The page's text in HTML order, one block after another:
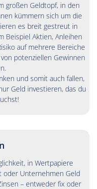
großen Geldtopf, in den
kümmern sich um die
es breit gestreut in
Beispiel Aktien, Anleihen
auf mehrere Bereiche
potenziellen Gewinnen
und somit auch fallen,
Geld investieren, das du
in Wertpapiere
oder Unternehmen Geld
– entweder fix oder